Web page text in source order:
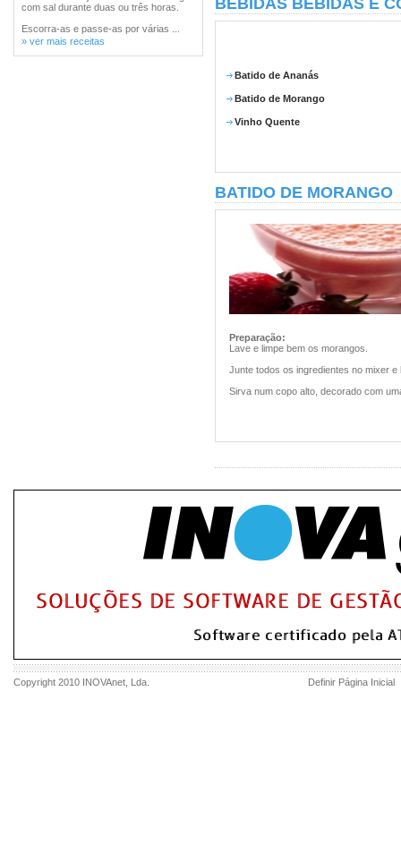
com sal durante duas ou três horas.
Escorra-as e passe-as por várias ...
» ver mais receitas
BEBIDAS BEBIDAS E
Batido de Ananás
Batido de Morango
Vinho Quente
BATIDO DE MORANGO
Preparação:
Lave e limpe bem os morangos.
Junte todos os ingredientes no mixer
Sirva num copo alto, decorado com
Copyright 2010 INOVAnet , Lda. Definir Página Inicial